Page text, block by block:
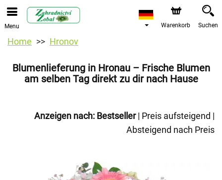
Menu Warenkorb Suchen
Home Hronov
Blumenlieferung in Hronau – Frische Blumen
am selben Tag direkt zu dir nach Hause
Anzeigen nach: Bestseller| Preis aufsteigend |
Absteigend nach Preis